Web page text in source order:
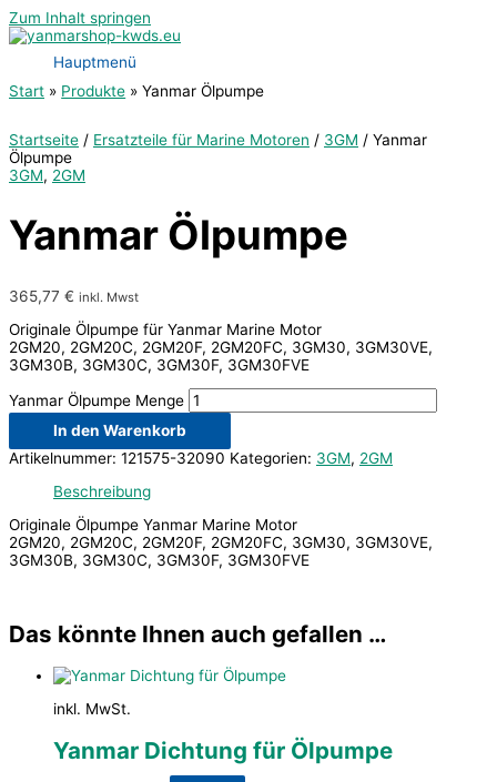
Zum Inhalt springen
Hauptmenü
Start
Produkte Yanmar Ölpumpe
Startseite / Ersatzteile für Marine Motoren / 3GM / Yanmar
Ölpumpe
3GM, 2GM
Yanmar Ölpumpe
365,77 € inkl. Mwst
Originale Ölpumpe für Yanmar Marine Motor
2GM20, 2GM20C, 2GM20F, 2GM20FC, 3GM30, 3GM30VE,
3GM30B, 3GM30C, 3GM30F, 3GM30FVE
Yanmar Ölpumpe Menge
In den Warenkorb
Artikelnummer: 121575-32090 Kategorien: 3GM, 2GM
Beschreibung
Originale Ölpumpe Yanmar Marine Motor
2GM20, 2GM20C, 2GM20F, 2GM20FC, 3GM30, 3GM30VE,
3GM30B, 3GM30C, 3GM30F, 3GM30FVE
Das könnte Ihnen auch gefallen …
inkl. MwSt.
Yanmar Dichtung für Ölpumpe